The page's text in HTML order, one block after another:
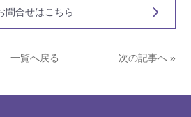
問合せはこちら
一覧へ戻る 次の記事へ »